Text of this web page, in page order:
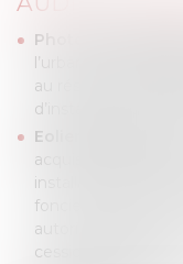
Photovoltaïque
l’urbanisme,
au réseau,
d’installations,
Eolien terrestre
acquis au regard
installations
foncier, transport
autorisation
cessions de parcs…)